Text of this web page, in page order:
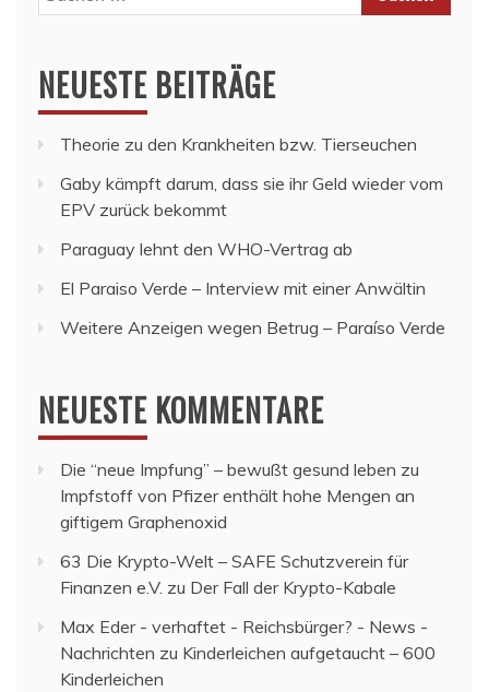
nach:
NEUESTE BEITRÄGE
Theorie zu den Krankheiten bzw. Tierseuchen
Gaby kämpft darum, dass sie ihr Geld wieder vom
EPV zurück bekommt
Paraguay lehnt den WHO-Vertrag ab
El Paraiso Verde – Interview mit einer Anwältin
Weitere Anzeigen wegen Betrug – Paraíso Verde
NEUESTE KOMMENTARE
Die “neue Impfung” – bewußt gesund leben zu
Impfstoff von Pfizer enthält hohe Mengen an
giftigem Graphenoxid
63 Die Krypto-Welt – SAFE Schutzverein für
Finanzen e.V. zu Der Fall der Krypto-Kabale
Max Eder - verhaftet - Reichsbürger? - News -
Nachrichten zu Kinderleichen aufgetaucht – 600
Kinderleichen